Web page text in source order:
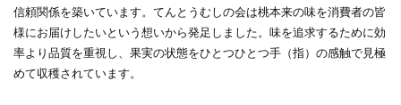
信頼関係を築いています。てんとうむしの会は桃本来の味を消費者の皆
様にお届けしたいという想いから発足しました。味を追求するために効
率より品質を重視し、果実の状態をひとつひとつ手（指）の感触で見極
めて収穫されています。